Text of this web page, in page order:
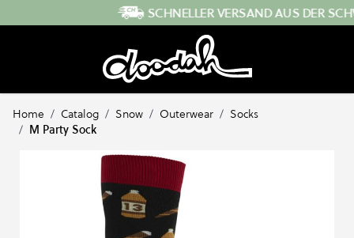
SCHNELLER VERSAND AUS DER SCHWEIZ
Home / Catalog / Snow / Outerwear / Socks
/ M Party Sock